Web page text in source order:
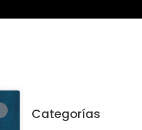
Categorías